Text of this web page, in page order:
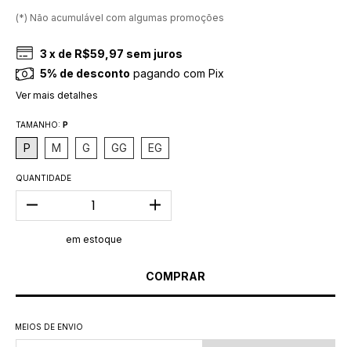
(*) Não acumulável com algumas promoções
3 x de R$59,97 sem juros
5% de desconto pagando com Pix
Ver mais detalhes
TAMANHO: P
P M G GG EG
QUANTIDADE
em estoque
MEIOS DE ENVIO